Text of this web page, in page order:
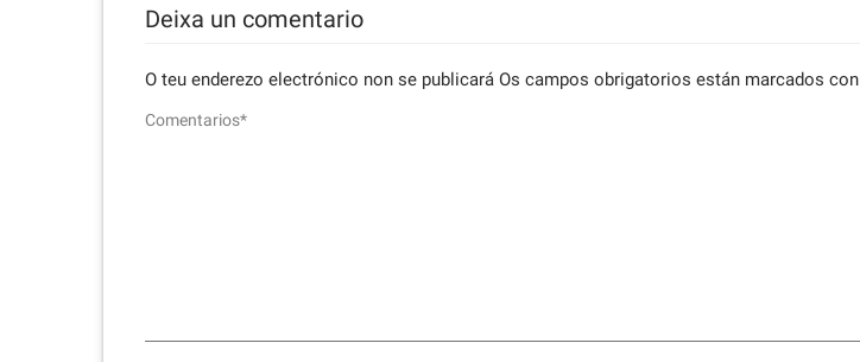
Deixa un comentario
O teu enderezo electrónico non se publicará Os campos obrigatorios están marcados con
Comentarios*